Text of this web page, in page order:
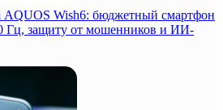
AQUOS Wish6: бюджетный смартфон
Гц, защиту от мошенников и ИИ-